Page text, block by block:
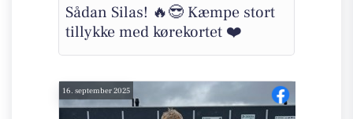
Sådan Silas! 🔥😎 Kæmpe stort
tillykke med kørekortet ❤️
16. september 2025